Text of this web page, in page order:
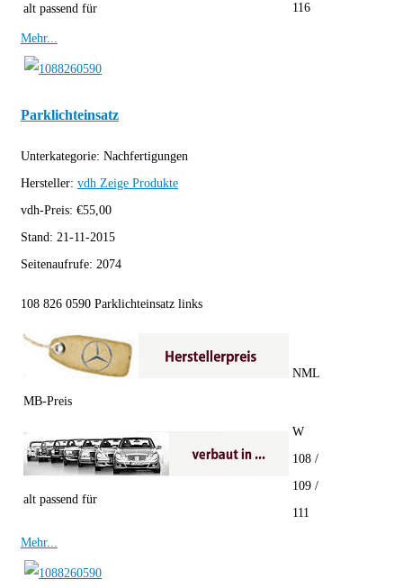
alt passend für
116
Mehr...
Parklichteinsatz
Unterkategorie: Nachfertigungen
Hersteller: vdh Zeige Produkte
vdh-Preis: €55,00
Stand: 21-11-2015
Seitenaufrufe: 2074
108 826 0590 Parklichteinsatz links
MB-Preis
NML
alt passend für
W
108 /
109 /
111
Mehr...